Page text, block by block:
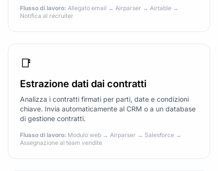
Flusso di lavoro: Allegato email → Airparser → Airtable →
Notifica al recruiter
📑
Estrazione dati dai contratti
Analizza i contratti firmati per parti, date e condizioni
chiave. Invia automaticamente al CRM o a un database
di gestione contratti.
Flusso di lavoro: Modulo web → Airparser → Salesforce →
Assegnazione al team vendite